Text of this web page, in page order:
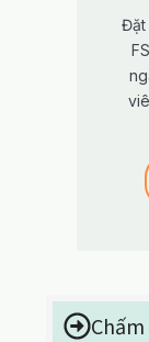
Đặt